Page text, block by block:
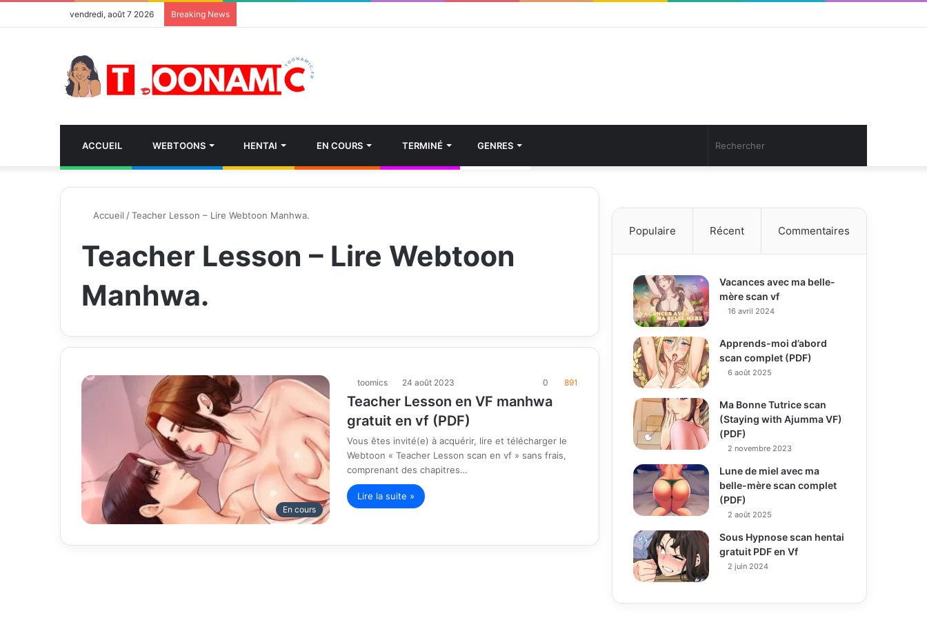
vendredi, août 7 2026 Breaking News
ACCUEIL WEBTOONS HENTAI EN COURS TERMINÉ GENRES Article
Accueil /Teacher Lesson – Lire Webtoon Manhwa.
Teacher Lesson – Lire Webtoon
Manhwa.
En cours
toomics 24 août 2023 0 891
Teacher Lesson en VF manhwa
gratuit en vf (PDF)
Vous êtes invité(e) à acquérir, lire et télécharger le
Webtoon « Teacher Lesson scan en vf » sans frais,
comprenant des chapitres…
Lire la suite »
Populaire Récent Commentaires
Vacances avec ma belle-
mère scan vf
16 avril 2024
Apprends-moi d’abord
scan complet (PDF)
6 août 2025
Ma Bonne Tutrice scan
(Staying with Ajumma VF)
(PDF)
2 novembre 2023
Lune de miel avec ma
belle-mère scan complet
(PDF)
2 août 2025
Sous Hypnose scan hentai
gratuit PDF en Vf
2 juin 2024